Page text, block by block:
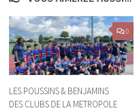
0
LES POUSSINS & BENJAMINS
DES CLUBS DE LA METROPOLE